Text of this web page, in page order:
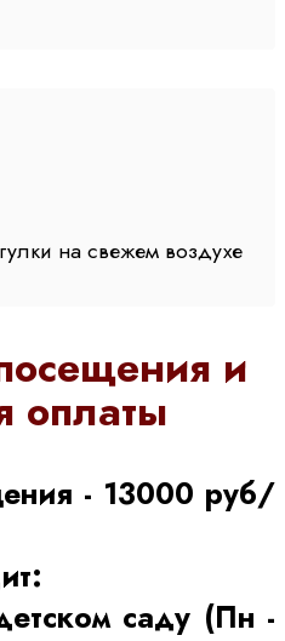
на свежем воздухе
и
оплаты
- 13000 руб/
саду (Пн -